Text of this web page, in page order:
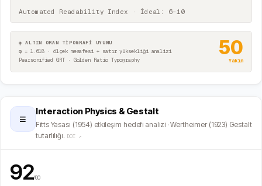
Automated Readability Index · İdeal: 6–10
φ ALTIN ORAN TİPOGRAFİ UYUMU
φ = 1.618 · ölçek mesafesi + satır yüksekliği analizi
Pearsonified GRT · Golden Ratio Typography
50
Yakın
≡
Interaction Physics & Gestalt
Fitts Yasası (1954) etkileşim hedefi analizi · Wertheimer (1923) Gestalt
tutarlılığı. DOI ↗
92/100